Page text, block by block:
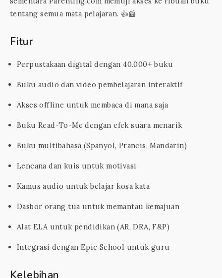
tentang semua mata pelajaran. 👍📰
Fitur
Perpustakaan digital dengan 40.000+ buku
Buku audio dan video pembelajaran interaktif
Akses offline untuk membaca di mana saja
Buku Read-To-Me dengan efek suara menarik
Buku multibahasa (Spanyol, Prancis, Mandarin)
Lencana dan kuis untuk motivasi
Kamus audio untuk belajar kosa kata
Dasbor orang tua untuk memantau kemajuan
Alat ELA untuk pendidikan (AR, DRA, F&P)
Integrasi dengan Epic School untuk guru
Kelebihan